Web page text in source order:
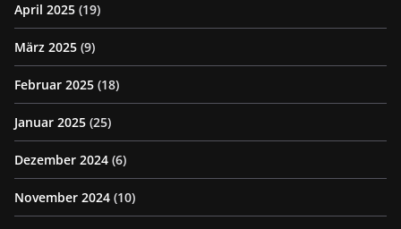
April 2025 (19)
März 2025 (9)
Februar 2025 (18)
Januar 2025 (25)
Dezember 2024 (6)
November 2024 (10)